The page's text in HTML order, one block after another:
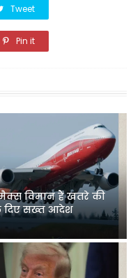
Tweet
Pin it
विमान हैं खतरे की
दिए सख्त आदेश